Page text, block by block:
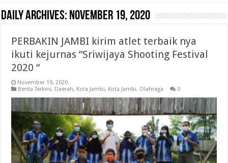
Daily Archives: November 19, 2020
PERBAKIN JAMBI kirim atlet terbaik nya
ikuti kejurnas “Sriwijaya Shooting Festival
2020 “
November 19, 2020
Berita Terkini, Daerah, Kota Jambi, Kota Jambi, Olahraga 0